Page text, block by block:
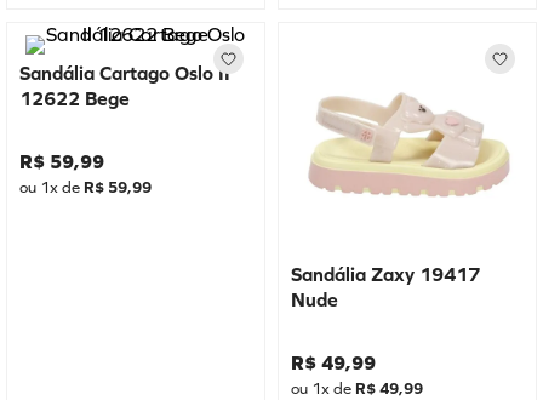
Sandália Cartago Oslo II
12622 Bege
R$ 59,99
ou 1x de R$ 59,99
Sandália Zaxy 19417
Nude
R$ 49,99
ou 1x de R$49,99